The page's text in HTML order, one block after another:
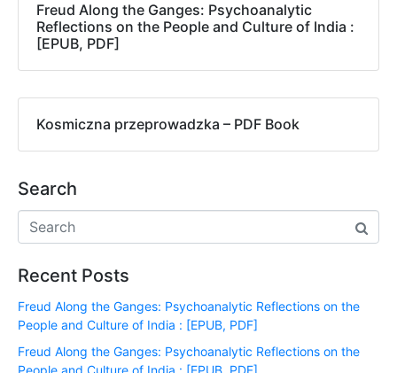
Freud Along the Ganges: Psychoanalytic
Reflections on the People and Culture of India :
[EPUB, PDF]
Kosmiczna przeprowadzka – PDF Book
Search
Recent Posts
Freud Along the Ganges: Psychoanalytic Reflections on the
People and Culture of India : [EPUB, PDF]
Freud Along the Ganges: Psychoanalytic Reflections on the
People and Culture of India : [EPUB, PDF]